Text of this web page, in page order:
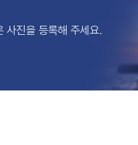
사진을등록해 주세요.